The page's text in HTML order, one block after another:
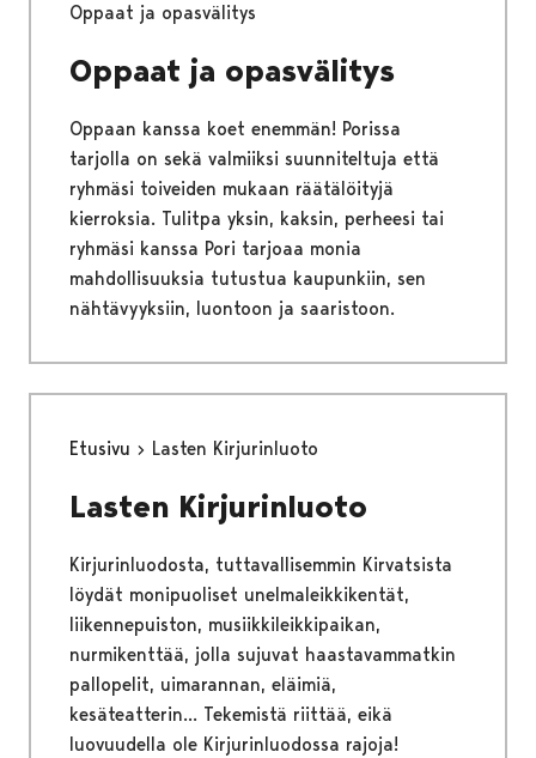
Oppaat ja opasvälitys
Oppaat ja opasvälitys
Oppaan kanssa koet enemmän! Porissa
tarjolla on sekä valmiiksi suunniteltuja että
ryhmäsi toiveiden mukaan räätälöityjä
kierroksia. Tulitpa yksin, kaksin, perheesi tai
ryhmäsi kanssa Pori tarjoaa monia
mahdollisuuksia tutustua kaupunkiin, sen
nähtävyyksiin, luontoon ja saaristoon.
Etusivu Lasten Kirjurinluoto
Lasten Kirjurinluoto
Kirjurinluodosta, tuttavallisemmin Kirvatsista
löydät monipuoliset unelmaleikkikentät,
liikennepuiston, musiikkileikkipaikan,
nurmikenttää, jolla sujuvat haastavammatkin
pallopelit, uimarannan, eläimiä,
kesäteatterin... Tekemistä riittää, eikä
luovuudella ole Kirjurinluodossa rajoja!